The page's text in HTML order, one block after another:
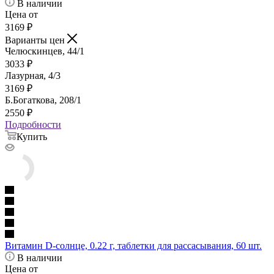
В наличии
Цена от
3169 ₽
Варианты цен
Челюскинцев, 44/1
3033 ₽
Лазурная, 4/3
3169 ₽
Б.Богаткова, 208/1
2550 ₽
Подробности
Купить
Витамин D-солнце, 0.22 г, таблетки для рассасывания, 60 шт.
В наличии
Цена от